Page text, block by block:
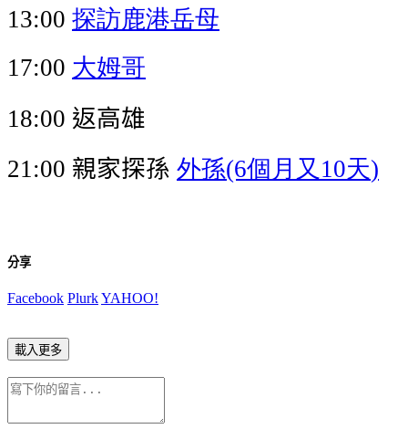
13:00 探訪鹿港岳母
17:00 大姆哥
18:00 返高雄
21:00 親家探孫 外孫(6個月又 10天)
分享
Facebook PlurkYAHOO!
載入更多